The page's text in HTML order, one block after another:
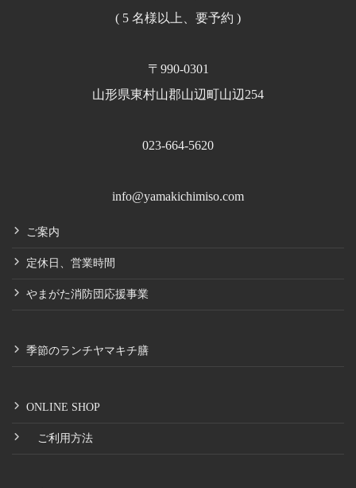
( 5 名様以上、要予約 )
〒990-0301
山形県東村山郡山辺町山辺254
023-664-5620
info@yamakichimiso.com
ご案内
定休日、営業時間
やまがた消防団応援事業
季節のランチヤマキチ膳
ONLINE SHOP
ご利用方法